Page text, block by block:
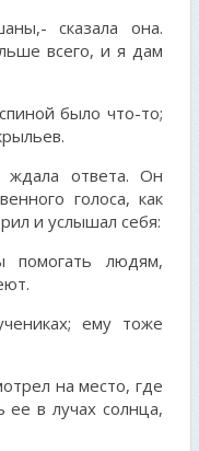
сказала она.
всего, и я дам
было что-то;
ждала ответа. Он
голоса, как
и услышал себя:
людям,
ему тоже
на место, где
ее в лучах солнца,